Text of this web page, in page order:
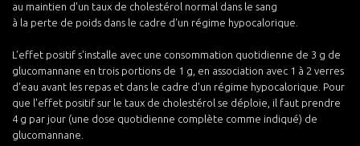
au maintien d'un taux de cholestérol normal dans le sang
à la perte de poids dans le cadre d'un régime hypocalorique.
L'effet positif s'installe avec une consommation quotidienne de 3 g de
glucomannane en trois portions de 1 g, en association avec 1 à 2 verres
d'eau avant les repas et dans le cadre d'un régime hypocalorique. Pour
que l'effet positif sur le taux de cholestérol se déploie, il faut prendre
4 g par jour (une dose quotidienne complète comme indiqué) de
glucomannane.